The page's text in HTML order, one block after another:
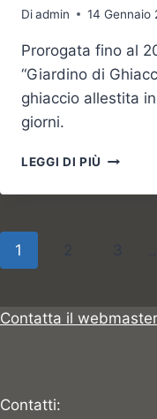
Diadmin 14 Gennaio
Prorogata fino al
“Giardino di
ghiaccio allestita
giorni.
LEGGI DI PIÙ
CENTRO
Navigazione
1 2 3
Contatta il webmaster
Contatti: